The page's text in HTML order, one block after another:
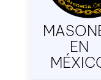
EN